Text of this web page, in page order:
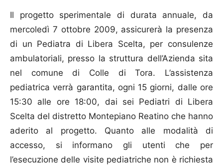
Il progetto sperimentale di durata annuale, da
mercoledì 7 ottobre 2009, assicurerà la presenza
di un Pediatra di Libera Scelta, per consulenze
ambulatoriali, presso la struttura dell’Azienda sita
nel comune di Colle di Tora. L’assistenza
pediatrica verrà garantita, ogni 15 giorni, dalle ore
15:30 alle ore 18:00, dai sei Pediatri di Libera
Scelta del distretto Montepiano Reatino che hanno
aderito al progetto. Quanto alle modalità di
accesso, si informano gli utenti che per
l’esecuzione delle visite pediatriche non è richiesta